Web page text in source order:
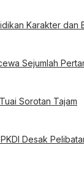
Karakter dan
Sejumlah
Sorotan Tajam
Desak